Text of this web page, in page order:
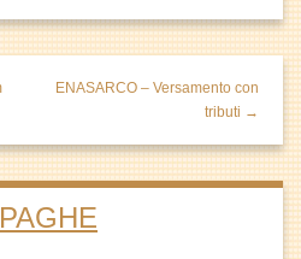
ENASARCO – Versamento con
tributi →